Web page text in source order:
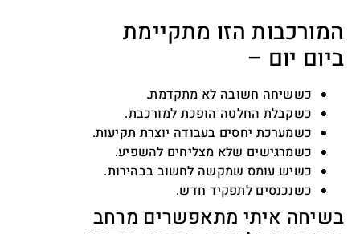
המורכבות הזו מתקיימת
ביום יום –
כששיחה חשובה לא מתקדמת.
כשקבלת החלטה הופכת למורכבת.
כשמערכת יחסים בעבודה יוצרת תקיעות.
כשמרגישים שלא מצליחים להשפיע.
כשיש עומס שמקשה לחשוב בבהירות.
כשנכנסים לתפקיד חדש.
בשיחה איתי מתאפשרים מרחב